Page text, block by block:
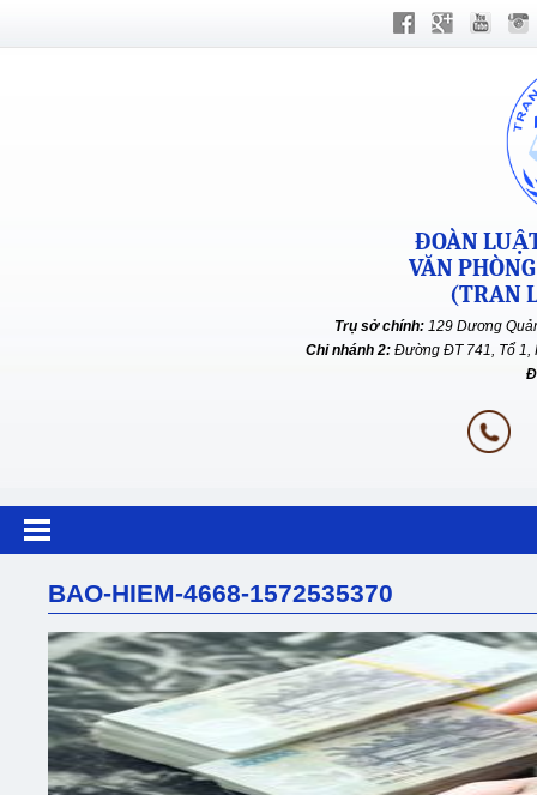
ĐOÀN
VĂN
(TRAN
Trụ sở chính: 129 Dương
Chi nhánh 2: Đường ĐT 741, Tổ 1,
BAO-HIEM-4668-1572535370